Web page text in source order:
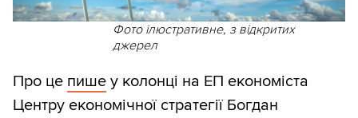
Фото ілюстративне, з відкритих
джерел
Про це пише у колонці на ЕП економіста
Центру економічної стратегії Богдан